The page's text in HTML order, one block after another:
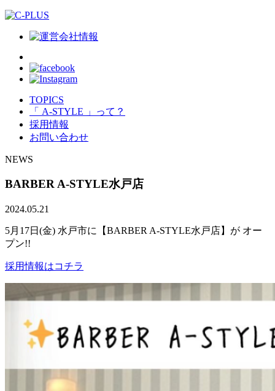
TOPICS
「 A-STYLE 」って？
採用情報
お問い合わせ
NEWS
BARBER A-STYLE水戸店
2024.05.21
5月17日(金) 水戸市に【BARBER A-STYLE水戸店】が オー
プン!!
採用情報はコチラ